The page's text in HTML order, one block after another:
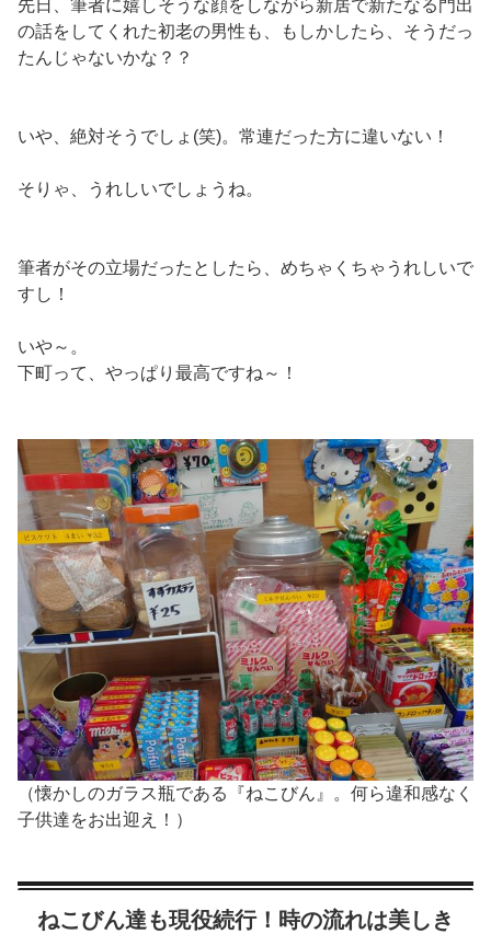
先日、筆者に嬉しそうな顔をしながら新居で新たなる門出
の話をしてくれた初老の男性も、もしかしたら、そうだっ
たんじゃないかな？？
いや、絶対そうでしょ(笑)。常連だった方に違いない！
そりゃ、うれしいでしょうね。
筆者がその立場だったとしたら、めちゃくちゃうれしいで
すし！
いや～。
下町って、やっぱり最高ですね～！
（懐かしのガラス瓶である『ねこびん』。何ら違和感なく
子供達をお出迎え！）
ねこびん達も現役続行！時の流れは美しき